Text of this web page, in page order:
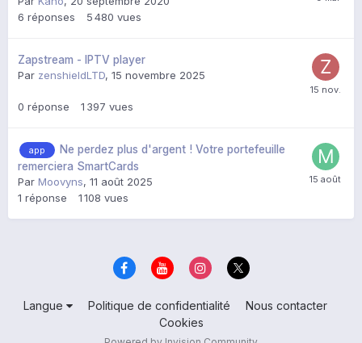
6 réponses 5 480 vues
Zapstream - IPTV player
Par zenshieldLTD, 15 novembre 2025
0 réponse 1 397 vues
app
Ne perdez plus d'argent ! Votre portefeuille
remerciera SmartCards
Par Moovyns, 11 août 2025
1 réponse 1 108 vues
Langue Politique de confidentialité
Nous contacter
Cookies